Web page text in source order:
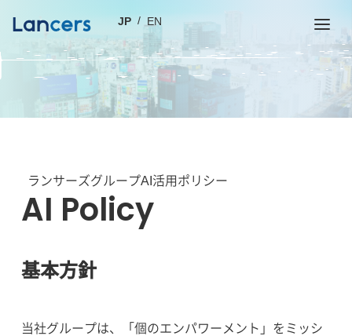
JP EN
ランサーズグループAI活用ポリシー
AI Policy
基本方針
当社グループは、「個のエンパワーメント」をミッシ